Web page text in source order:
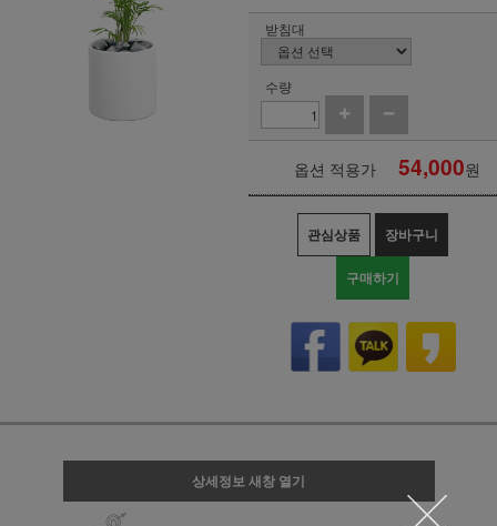
받침대
수량
옵션 적용가 54,000원
관심상품 장바구니
구매하기
상세정보 새창 열기